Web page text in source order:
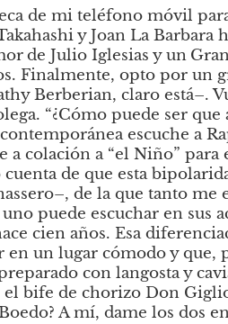
de mi teléfono móvil
y Joan La
de Julio Iglesias y un
Finalmente, opto por un
Berberian, claro está–.
“¿Cómo puede ser
escuche a
a colación a “el Niño”
de que esta
de la que tanto me
puede escuchar en sus
cien años. Esa
en un lugar cómodo y que,
con langosta y
el bife de chorizo Don
A mí, dame los dos